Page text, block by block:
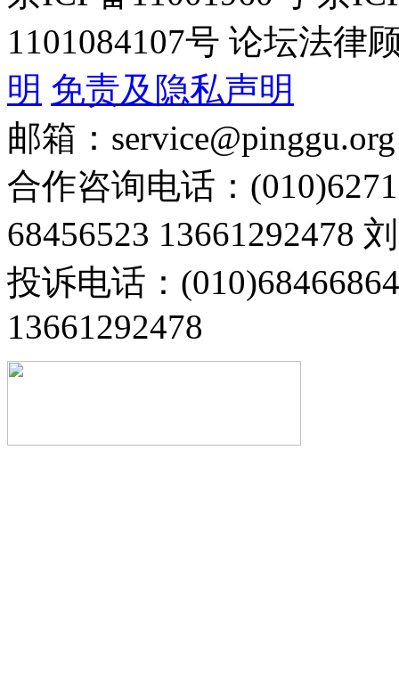
1101084107号 论坛法律
明 免责及隐私声明
邮箱：service@pinggu.org
合作咨询电话：
68456523 13661292478
投诉电话：
13661292478